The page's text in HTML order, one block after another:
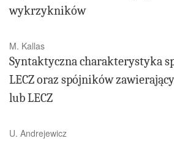
wykrzykników
M. Kallas
Syntaktyczna charakterystyka
LECZ oraz spójników
lub LECZ
U. Andrejewicz